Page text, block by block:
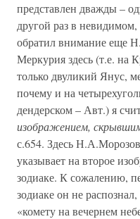
представлен дважды –
другой раз в
обратил внимание еще
Меркурия здесь (т.е. на
только двуликий Янус,
почему и на
дендерском – Авт.) я
изображением,
с.654. Здесь
указывает на второе
зодиаке. К сожалению,
зодиаке он не
«комету на вечернем